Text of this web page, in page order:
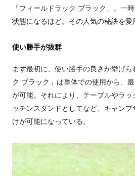
「フィールドラック ブラック」。一
状態になるほど。その人気の秘訣を愛
使い勝手が抜群
まず最初に、使い勝手の良さが挙げ
ク ブラック」は単体での使用から、
が可能。それにより、テーブルやラ
ッチンスタンドとしてなど、キャン
けが可能になっている。